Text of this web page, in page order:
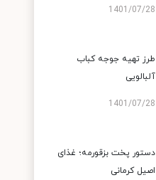
1401/07/28
طرز تهیه جوجه کباب
آلبالویی
1401/07/28
دستور پخت بزقورمه؛ غذای
اصیل کرمانی